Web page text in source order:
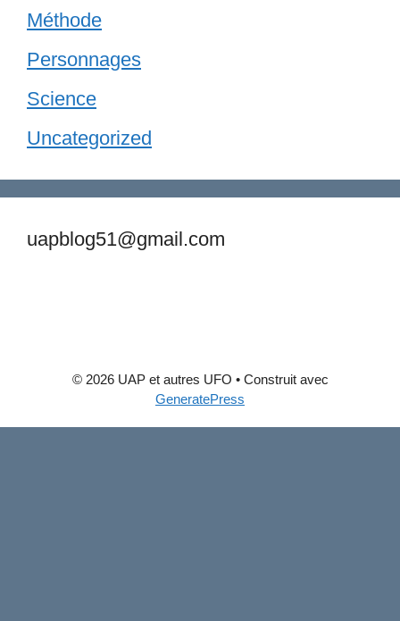
Méthode
Personnages
Science
Uncategorized
uapblog51@gmail.com
© 2026 UAP et autres UFO • Construit avec
GeneratePress